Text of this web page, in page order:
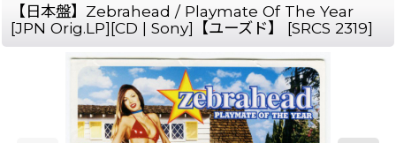
【日本盤】Zebrahead / Playmate Of The Year
[JPN Orig.LP][CD | Sony]【ユーズド】
[SRCS 2319]